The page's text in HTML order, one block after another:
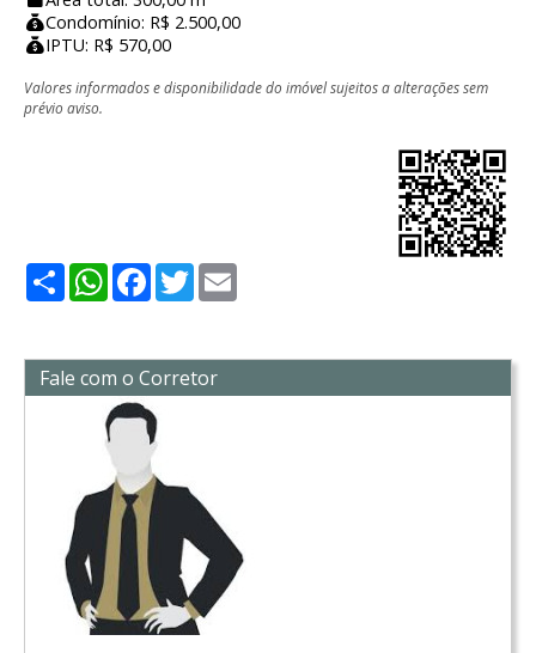
Condomínio: R$ 2.500,00
IPTU: R$ 570,00
Valores informados e disponibilidade do imóvel sujeitos a alterações sem
prévio aviso.
ShareWhatsApp
Facebook
Twitter
Fale com o Corretor